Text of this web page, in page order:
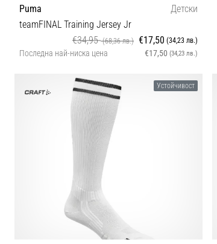
Puma
Детски
teamFINAL Training Jersey Jr
€34,95(68,36 лв.) €17,50 (34,23 лв.)
Последна най-ниска цена €17,50 (34,23 лв.)
116 128 140 152 Устойчивост